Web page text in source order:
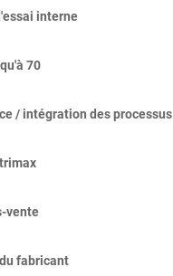
interne
70
/ intégration des processus
vente
fabricant